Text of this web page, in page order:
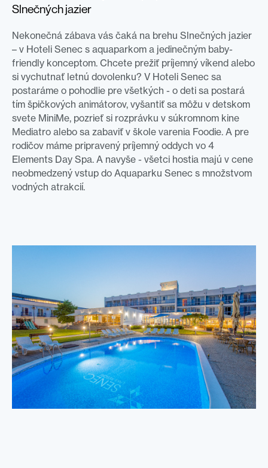
Slnečných jazier
Nekonečná zábava vás čaká na brehu Slnečných jazier
– v Hoteli Senec s aquaparkom a jedinečným baby-
friendly konceptom. Chcete prežiť príjemný víkend alebo
si vychutnať letnú dovolenku? V Hoteli Senec sa
postaráme o pohodlie pre všetkých - o deti sa postará
tím špičkových animátorov, vyšantiť sa môžu v detskom
svete MiniMe, pozrieť si rozprávku v súkromnom kine
Mediatro alebo sa zabaviť v škole varenia Foodie. A pre
rodičov máme pripravený príjemný oddych vo 4
Elements Day Spa. A navyše - všetci hostia majú v cene
neobmedzený vstup do Aquaparku Senec s množstvom
vodných atrakcií.